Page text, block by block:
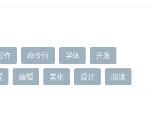
作 命令行 字体 开发
编辑 美化 设计 阅读